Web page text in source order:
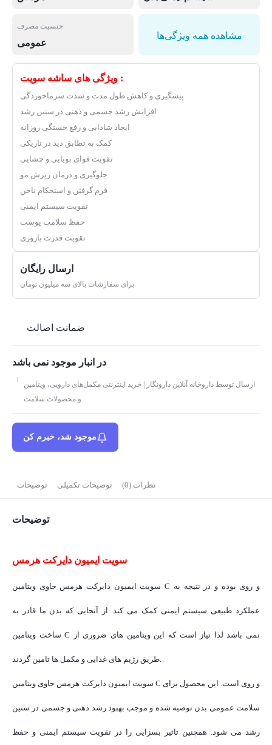
جنسیت مصرف
عمومی
مشاهده همه ویژگی‌ها
ویژگی های ساشه سویت :
پیشگیری و کاهش طول مدت و شدت سرماخوردگی
افزایش رشد جسمی و ذهنی در سنین رشد
ایجاد شادابی و رفع خستگی روزانه
کمک به تطابق دید در تاریکی
تقویت قوای بویایی و چشایی
جلوگیری و درمان ریزش مو
فرم گرفتن و استحکام ناخن
تقویت سیستم ایمنی
حفظ سلامت پوست
تقویت قدرت باروری
ارسال رایگان
برای سفارشات بالای سه میلیون تومان
ضمانت اصالت
در انبار موجود نمی باشد
ارسال توسط داروخانه آنلاین دارونگار | خرید اینترنتی مکمل‌های دارویی، ویتامین
و محصولات سلامت
موجود شد، خبرم کن
توضیحات توضیحات تکمیلی نظرات (0)
توضیحات
سویت ایمیون دایرکت هرمس
سویت ایمیون دایرکت هرمس حاوی ویتامین C و روی بوده و در نتیجه به
عملکرد طبیعی سیستم ایمنی کمک می کند. از آنجایی که بدن ما قادر به
ساخت ویتامین C نمی باشد لذا نیاز است که این ویتامین های ضروری از
سویت ایمیون دایرکت هرمس حاوی ویتامین C و روی است. این محصول برای
سلامت عمومی بدن توصیه شده و موجب بهبود رشد ذهنی و جسمی در سنین
رشد می شود. همچنین تاثیر بسزایی را در تقویت سیستم ایمنی و حفظ